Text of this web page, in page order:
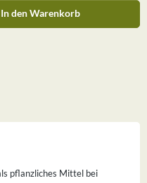
gewünschten Wert
In den Warenkorb
pflanzliches Mittel bei